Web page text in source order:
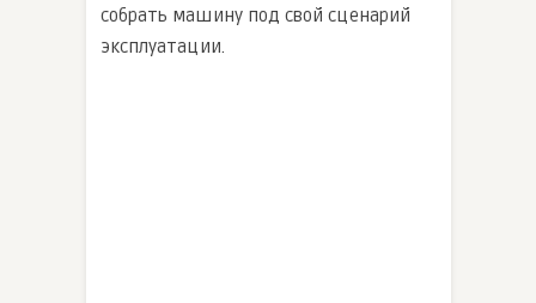
собрать машину под свой сценарий
эксплуатации.